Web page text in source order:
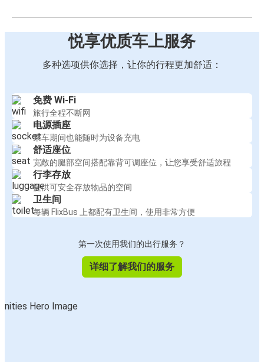
悦享优质车上服务
多种选项供你选择，让你的行程更加舒适：
免费 Wi-Fi
旅行全程不断网
电源插座
乘车期间也能随时为设备充电
舒适座位
宽敞的腿部空间搭配靠背可调座位，让您享受舒适旅程
行李存放
提供可安全存放物品的空间
卫生间
每辆 FlixBus 上都配有卫生间，使用非常方便
第一次使用我们的出行服务？
详细了解我们的服务